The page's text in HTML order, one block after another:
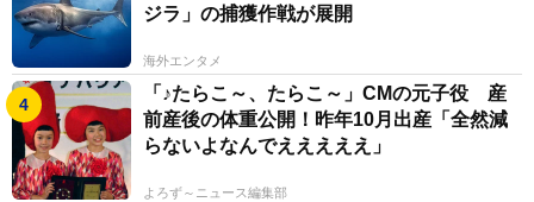
ジラ」の捕獲作戦が展開
海外エンタメ
「♪たらこ～、たらこ～」CMの元子役 産
前産後の体重公開！昨年10月出産「全然減
らないよなんでえええええ」
よろず～ニュース編集部